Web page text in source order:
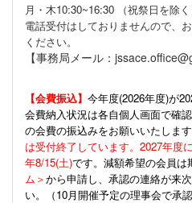
月・木10:30~16:30 （祝祭日を除く
電話受付はしておりませんので、
ください。
【事務局メール：
【会費振込】 今年度(2026年度)が
会費納入状況は各自個人画面で確
の会費の振込みをお願いいたします
は受付終了しています。2027年度
年8/15(土)です。減額希望の会員は
ム＞から申請し、承認の連絡が来
い。（10月開催予定の理事会で承